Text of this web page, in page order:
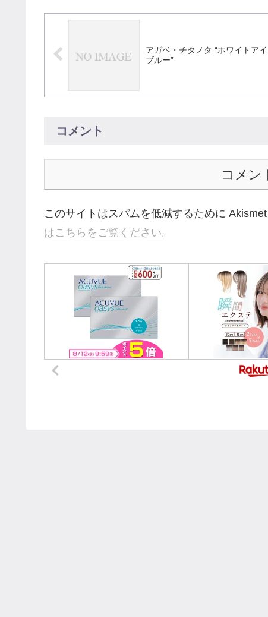
アガベ・チタノタ “ホワイトアイ
ブルー”
コメント
コメン
このサイトはスパムを低減するために Akismet
はこちらをご覧ください。